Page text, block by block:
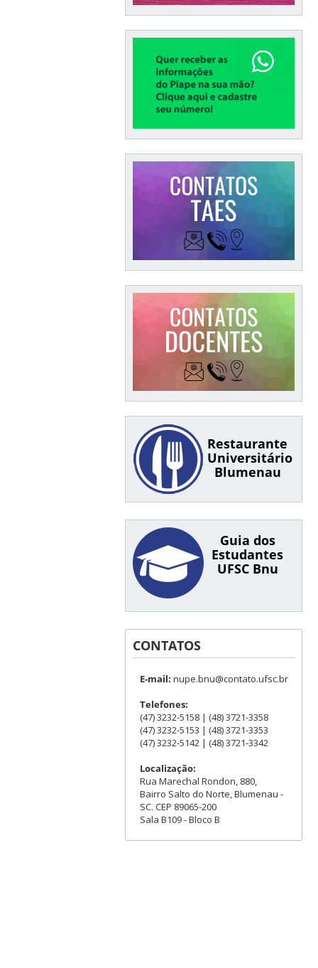
Restaurante
Universitário
Blumenau
Guia dos
Estudantes
UFSC Bnu
CONTATOS
E-mail: nupe.bnu@contato.ufsc.br
Telefones:
(47) 3232-5158 | (48) 3721-3358
(47) 3232-5153 | (48) 3721-3353
(47) 3232-5142 | (48) 3721-3342
Localização:
Rua Marechal Rondon, 880,
Bairro Salto do Norte, Blumenau -
SC. CEP 89065-200
Sala B109 - Bloco B